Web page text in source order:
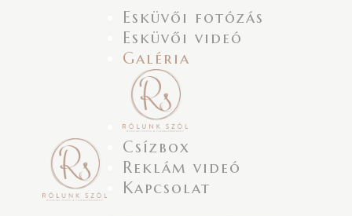
Esküvői fotózás
Esküvői videó
Galéria
Csízbox
Reklám videó
Kapcsolat